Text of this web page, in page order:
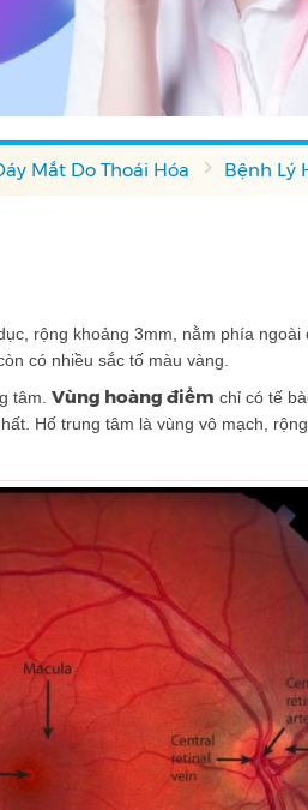
Mắt Do Thoái Hóa Bệnh Lý
rộng khoảng 3mm, nằm phía
có nhiều sắc tố màu vàng.
tâm. Vùng hoàng điểm chỉ có tế
Hố trung tâm là vùng vô mạch,